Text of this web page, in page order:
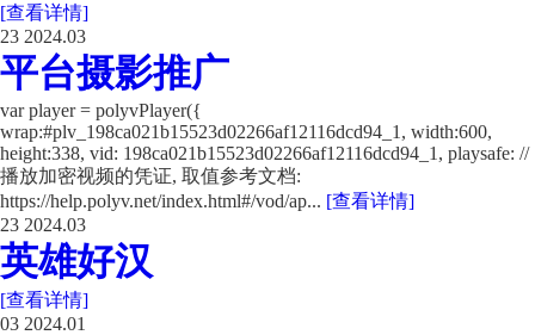
[查看详情]
23 2024.03
平台摄影推广
var player = polyvPlayer({
wrap:#plv_198ca021b15523d02266af12116dcd94_1, width:600,
height:338, vid: 198ca021b15523d02266af12116dcd94_1, playsafe: //
播放加密视频的凭证, 取值参考文档:
https://help.polyv.net/index.html#/vod/ap... [查看详情]
23 2024.03
英雄好汉
[查看详情]
03 2024.01